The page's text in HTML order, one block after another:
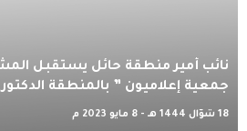
نائب أمير منطقة حائل يستقبل
جمعية إعلاميون ” بالمنطقة
18 شوّال 1444 هـ - 8 مايو 2023 م